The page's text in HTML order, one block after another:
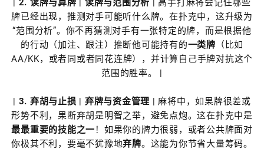
| 2. 读牌与算牌 | 读牌与范围分析 | 高手打麻将会记住哪些
牌已经出现，推测对手可能听什么牌。在扑克中，这升级为
“范围分析”。你不再猜测对手有一张特定的牌，而是根据他
的行动（加注、跟注）推断他可能持有的一类牌 （比如
AA/KK，或者同或者同花连牌），并计算自己手牌对抗这个
范围的胜率。 |
| 3. 弃胡与止损 | 弃牌与资金管理 | 麻将中，如果牌很差或
形势不利，果断弃胡是明智之举，避免点炮。这在扑克中是
最最重要的技能之一 ！如果你的牌力很弱，或者公共牌面对
你极其不利，要毫不犹豫地弃牌。这能为你节省大量筹码。